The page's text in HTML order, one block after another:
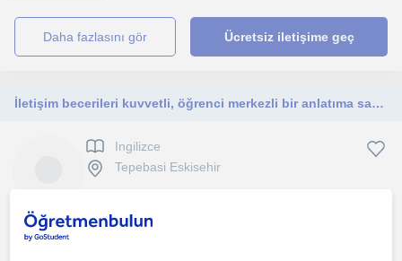
daha fazlasını gör Ücretsiz iletişime geç
İletişim becerileri kuvvetli, öğrenci merkezli bir anlatıma sahibim. Uyumlu ve sabırlı biriyim.Ortaokul grubuna yönelik(5-6-7-LGS)
Ingilizce
Tepebasi Eskisehir
Birebir eğitimde ve grup derslerinde deneyimliyim. 1 yıldır ortaokul